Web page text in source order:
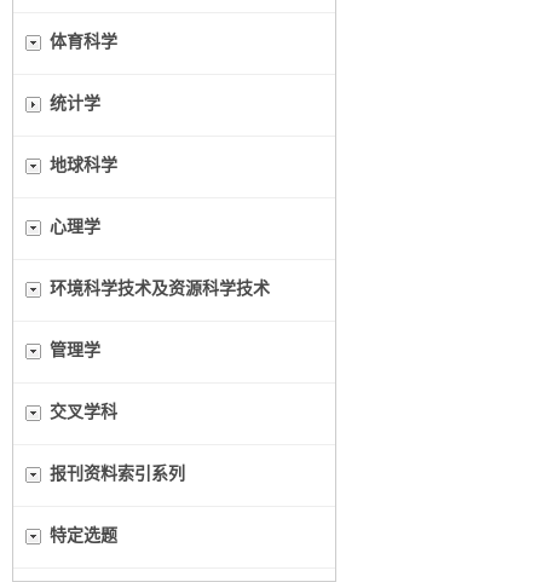
体育科学
统计学
地球科学
心理学
环境科学技术及资源科学技术
管理学
交叉学科
报刊资料索引系列
特定选题